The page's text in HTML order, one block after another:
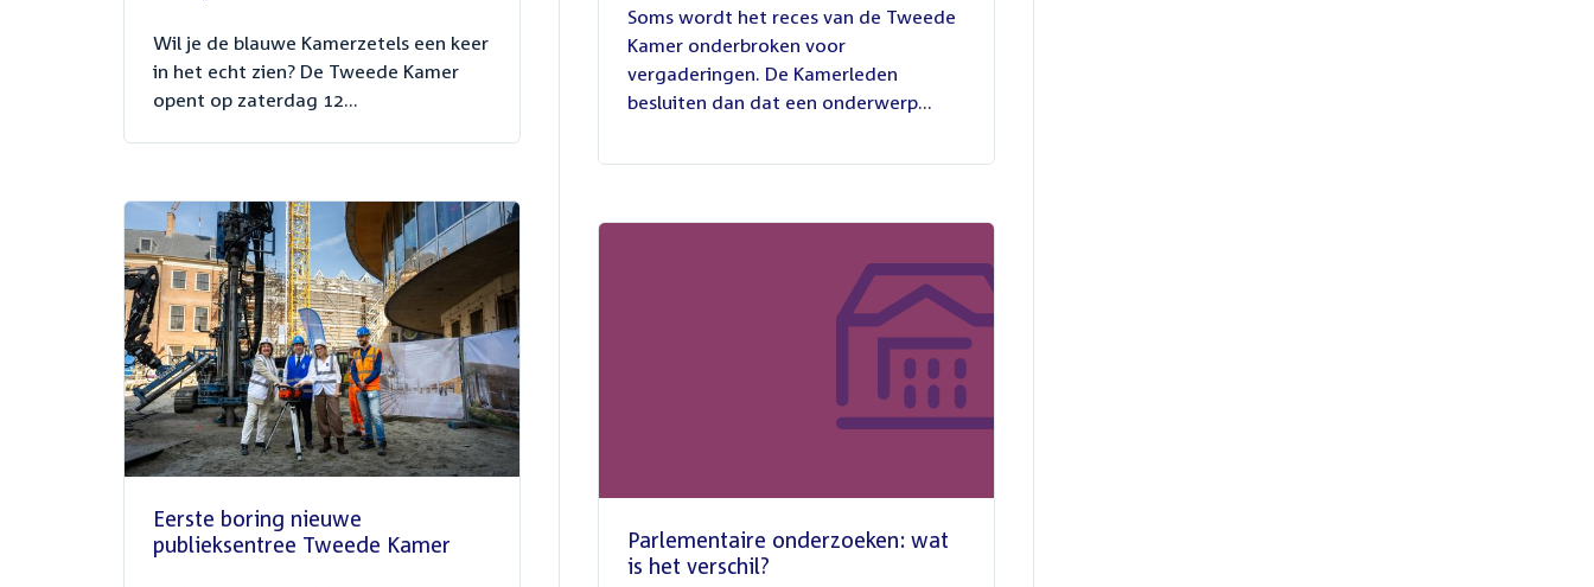
Wil je de blauwe Kamerzetels een keer
in het echt zien? De Tweede Kamer
opent op zaterdag 12...
Eerste boring nieuwe
publieksentree Tweede Kamer
juli
2026
Soms wordt het reces van de Tweede
Kamer onderbroken voor
vergaderingen. De Kamerleden
besluiten dan dat een onderwerp...
Parlementaire onderzoeken: wat
is het verschil?